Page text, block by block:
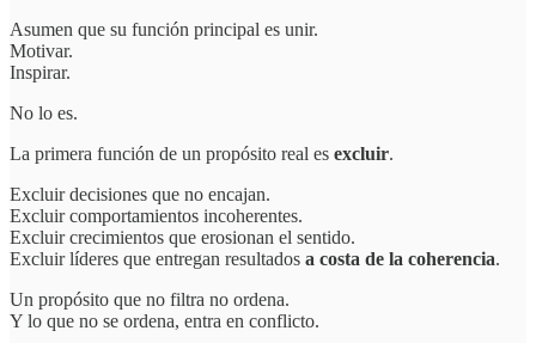
Asumen que su función principal es unir.
Motivar.
Inspirar.
No lo es.
La primera función de un propósito real es excluir.
Excluir decisiones que no encajan.
Excluir comportamientos incoherentes.
Excluir crecimientos que erosionan el sentido.
Excluir líderes que entregan resultados a costa de la coherencia.
Un propósito que no filtra no ordena.
Y lo que no se ordena, entra en conflicto.